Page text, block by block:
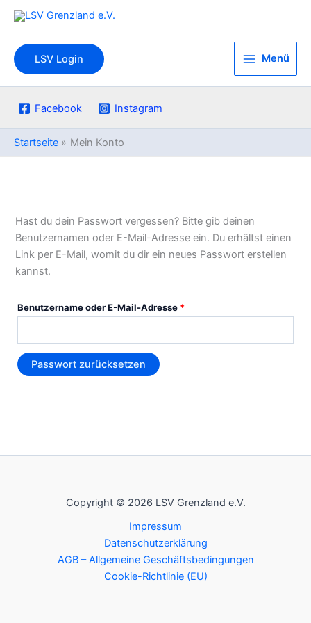
Zum
Inhalt
springen
LSV Login
Menü
Facebook Instagram
Startseite Mein Konto
Hast du dein Passwort vergessen? Bitte gib deinen
Benutzernamen oder E-Mail-Adresse ein. Du erhältst einen
Link per E-Mail, womit du dir ein neues Passwort erstellen
kannst.
Benutzername oder E-Mail-Adresse *Erforderlich
Passwort zurücksetzen
Copyright © 2026 LSV Grenzland e.V.
Impressum
Datenschutzerklärung
AGB – Allgemeine Geschäftsbedingungen
Cookie-Richtlinie (EU)